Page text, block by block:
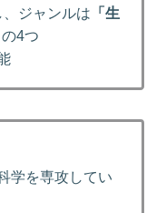
、ジャンルは 「生
の4つ
学を専攻してい